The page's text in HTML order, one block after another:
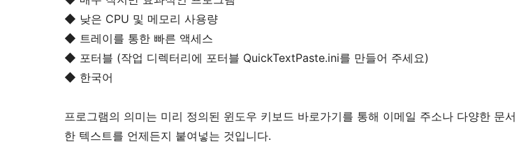
◆ 낮은 CPU 및 메모리 사용량
◆ 트레이를 통한 빠른 액세스
◆ 포터블 (작업 디렉터리에 포터블 QuickTextPaste.ini를 만들어 주세요)
◆ 한국어
프로그램의 의미는 미리 정의된 윈도우 키보드 바로가기를 통해 이메일 주소나 다양한 문
한 텍스트를 언제든지 붙여넣는 것입니다.